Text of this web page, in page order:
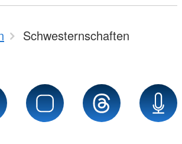
Schwesternschaften